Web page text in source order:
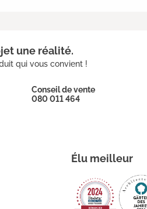
une réalité.
qui vous convient !
Conseil de vente
080 011 464
Élu meilleur